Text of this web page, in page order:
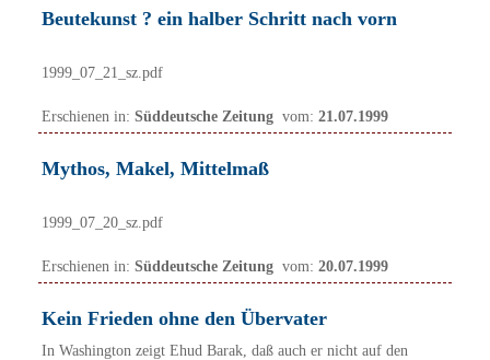
Beutekunst ? ein halber Schritt nach vorn
1999_07_21_sz.pdf
Erschienen in: Süddeutsche Zeitung vom: 21.07.1999
Mythos, Makel, Mittelmaß
1999_07_20_sz.pdf
Erschienen in: Süddeutsche Zeitung vom: 20.07.1999
Kein Frieden ohne den Übervater
In Washington zeigt Ehud Barak, daß auch er nicht auf den